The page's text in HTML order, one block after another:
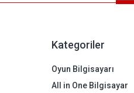
Kategoriler
Oyun Bilgisayarı
All in One Bilgisayar